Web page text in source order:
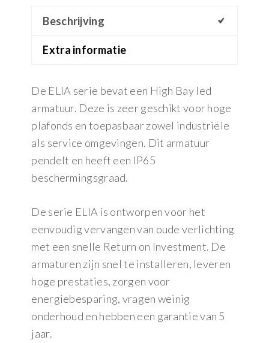
Beschrijving
Extra informatie
De ELIA serie bevat een High Bay led
armatuur. Deze is zeer geschikt voor hoge
plafonds en toepasbaar zowel industriële
als service omgevingen. Dit armatuur
pendelt en heeft een IP65
beschermingsgraad.
De serie ELIA is ontworpen voor het
eenvoudig vervangen van oude verlichting
met een snelle Return on Investment. De
armaturen zijn snel te installeren, leveren
hoge prestaties, zorgen voor
energiebesparing, vragen weinig
onderhoud en hebben een garantie van 5
jaar.